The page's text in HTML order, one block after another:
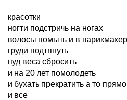
красотки
ногти подстричь на ногах
волосы помыть и в
груди подтянуть
пуд веса сбросить
и на 20 лет помолодеть
и бухать прекратить а то
и все